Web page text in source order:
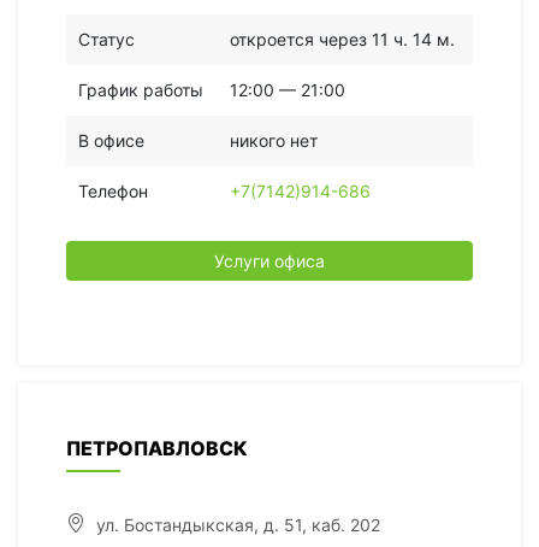
Статус откроется через 11 ч. 14 м.
График работы 12:00 — 21:00
В офисе никого нет
Телефон +7(7142)914-686
Услуги офиса
ПЕТРОПАВЛОВСК
ул. Бостандыкская, д. 51, каб. 202